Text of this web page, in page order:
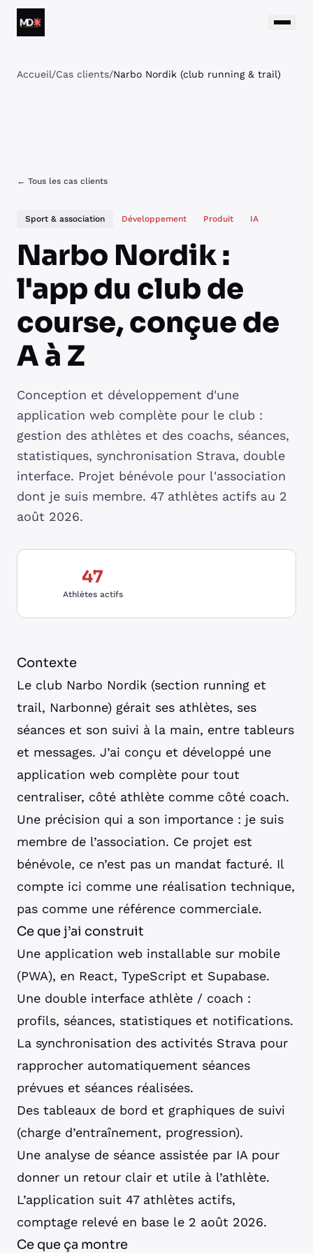
Aller au contenu
Matthieu Daumain
Accueil/Cas clients/Narbo Nordik (club running & trail)
← Tous les cas clients
Sport & association Développement Produit IA
Narbo Nordik :
l'app du club de
course, conçue de
A à Z
Conception et développement d'une
application web complète pour le club :
gestion des athlètes et des coachs, séances,
statistiques, synchronisation Strava, double
interface. Projet bénévole pour l'association
dont je suis membre. 47 athlètes actifs au 2
août 2026.
47
Athlètes actifs
Contexte
Le club Narbo Nordik (section running et
trail, Narbonne) gérait ses athlètes, ses
séances et son suivi à la main, entre tableurs
et messages. J’ai conçu et développé une
application web complète pour tout
centraliser, côté athlète comme côté coach.
Une précision qui a son importance : je suis
membre de l’association. Ce projet est
bénévole, ce n’est pas un mandat facturé. Il
compte ici comme une réalisation technique,
pas comme une référence commerciale.
Ce que j’ai construit
Une application web installable sur mobile
(PWA), en React, TypeScript et Supabase.
Une double interface athlète / coach :
profils, séances, statistiques et notifications.
La synchronisation des activités Strava pour
rapprocher automatiquement séances
prévues et séances réalisées.
Des tableaux de bord et graphiques de suivi
(charge d’entraînement, progression).
Une analyse de séance assistée par IA pour
donner un retour clair et utile à l’athlète.
L’application suit 47 athlètes actifs,
comptage relevé en base le 2 août 2026.
Ce que ça montre